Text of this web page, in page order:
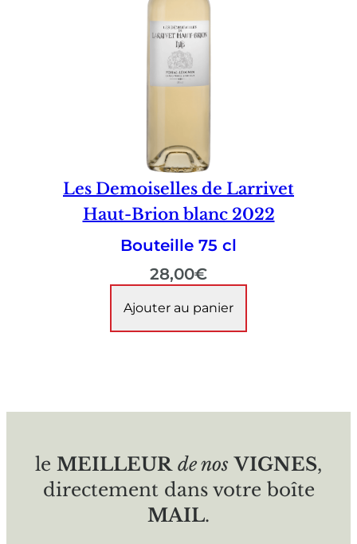
Les Demoiselles de Larrivet
Haut-Brion blanc 2022
Bouteille 75 cl
28,00€
Ajouter au panier
le MEILLEUR de nos VIGNES,
directement dans votre boîte
MAIL.